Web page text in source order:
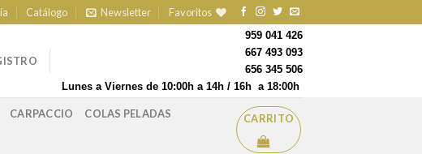
Catálogo Newsletter Favoritos
959 041 426
667 493 093
656 345 506
Lunes a Viernes de 10:00h a 14h / 16h a 18:00h
CARPACCIO COLAS PELADAS CARRITO